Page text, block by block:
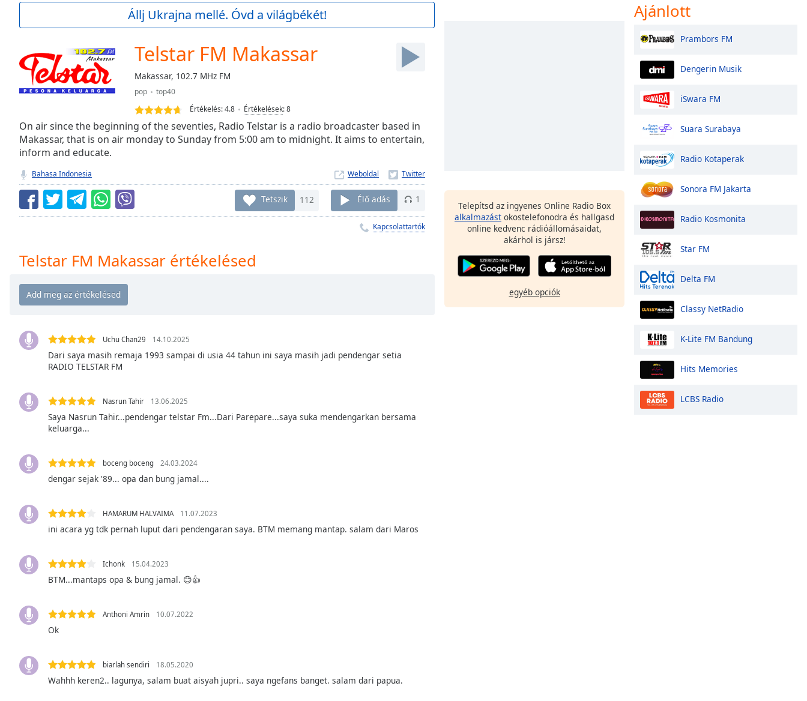
Current
Loaded:
0.00%
Stream
Seek to
currently
behind
Remaining
Time-
Chapters
descriptions
off
selected
Subtitles
subtitles
settings,
subtitles
settings
dialog
off,
selected
Picture-
Fullscreen
modal
window.
Állj Ukrajna mellé. Óvd a világbékét!
Telstar FM Makassar
Makassar, 102.7 MHz FM
pop
top40
Értékelés:4.8 Értékelések:8
On air since the beginning of the seventies, Radio Telstar is a radio broadcaster based in
Makassar, that is on air monday to Sunday from 5:00 am to midnight. It aims to entertain,
inform and educate.
Bahasa Indonesia Weboldal
Tetszik 112 Élő adás 1
Kapcsolattartók
Telstar FM Makassar értékelésed
Uchu Chan29 14.10.2025
Dari saya masih remaja 1993 sampai di usia 44 tahun ini saya masih jadi pendengar setia
RADIO TELSTAR FM
Nasrun Tahir 13.06.2025
Saya Nasrun Tahir...pendengar telstar Fm...Dari Parepare...saya suka mendengarkan bersama
keluarga...
boceng boceng 24.03.2024
dengar sejak '89... opa dan bung jamal....
HAMARUM HALVAIMA 11.07.2023
ini acara yg tdk pernah luput dari pendengaran saya. BTM memang mantap. salam dari Maros
Ichonk 15.04.2023
BTM...mantaps opa & bung jamal. 😊👍
Anthoni Amrin 10.07.2022
Ok
biarlah sendiri 18.05.2020
Wahhh keren2.. lagunya, salam buat aisyah jupri.. saya ngefans banget. salam dari papua.
Telepítsd az ingyenes Online Radio Box
alkalmazást okostelefonodra és hallgasd
online kedvenc rádióállomásaidat,
akárhol is jársz!
egyéb opciók
Ajánlott
Prambors FM
Dengerin Musik
iSwara FM
Suara Surabaya
Radio Kotaperak
Sonora FM Jakarta
Radio Kosmonita
Star FM
Delta FM
Classy NetRadio
K-Lite FM Bandung
Hits Memories
LCBS Radio